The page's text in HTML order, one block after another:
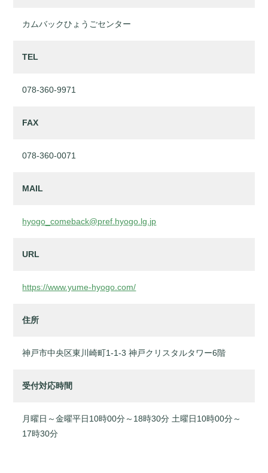
カムバックひょうごセンター
TEL
078-360-9971
FAX
078-360-0071
MAIL
hyogo_comeback@pref.hyogo.lg.jp
URL
https://www.yume-hyogo.com/
住所
神戸市中央区東川崎町1-1-3 神戸クリスタルタワー6階
受付対応時間
月曜日～金曜平日10時00分～18時30分 土曜日10時00分～
17時30分